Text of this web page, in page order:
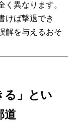
異なります。
けば撃退でき
解を与えるおそ
」とい
道